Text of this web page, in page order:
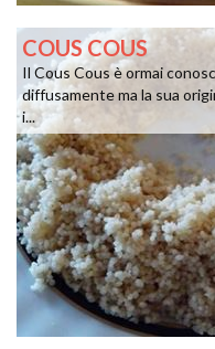
COUS COUS
Il Cous Cous è ormai
diffusamente ma la sua
i...